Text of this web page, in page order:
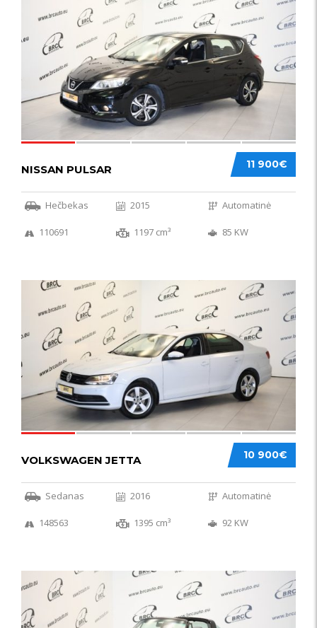
11 900€
NISSAN PULSAR
Hečbekas 2015 Automatinė
110691 1197 cm³ 85 KW
49
10 900€
VOLKSWAGEN JETTA
Sedanas 2016 Automatinė
148563 1395 cm³ 92 KW
59